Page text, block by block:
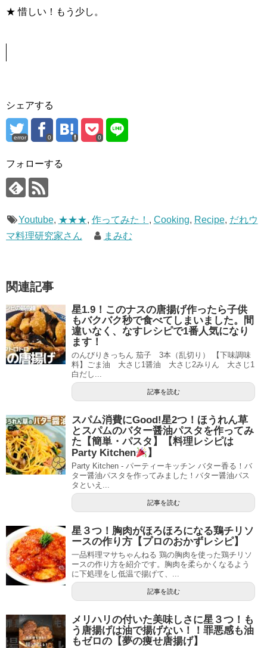
★ 惜しい！もう少し。
シェアする
error 0 0
フォローする
Youtube, ★★★, 作ってみた！ , Cooking, Recipe, だれウ
マ料理研究家さん
まみむ
関連記事
星1.9！このナスの唐揚げ作ったら子供
もバクバク秒で食べてしまいました。間
違いなく、なすレシピで1番人気になり
ます！
のんびりきっちん 茄子 3本（乱切り） 【下味調味
料】ごま油 大さじ1醤油 大さじ2みりん 大さじ1
白だし...
記事を読む
スパム消費にGood!星2つ！ほうれん草
とスパムのバター醤油パスタを作ってみ
た【簡単・パスタ】【料理レシピは
Party Kitchen
】
Party Kitchen - パーティーキッチン バター香る！バ
ター醤油パスタを作ってみました！バター醤油パス
タといえ...
記事を読む
星３つ！胸肉がほろほろになる鶏チリソ
ースの作り方【プロのおかずレシピ】
一品料理マサちゃんねる 鶏の胸肉を使った鶏チリソ
ースの作り方を紹介です。胸肉を柔らかくなるよう
に下処理をし低温で揚げて、...
記事を読む
メリハリの付いた美味しさに星３つ！も
う唐揚げは油で揚げない！！罪悪感も油
もゼロの【夢の痩せ唐揚げ】